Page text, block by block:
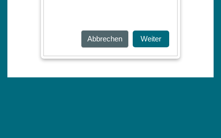
Abbrechen Weiter